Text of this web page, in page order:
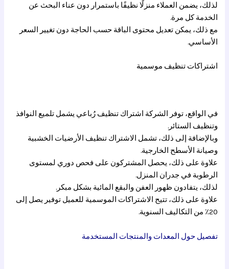
لذلك، يضمن العملاء منزلًا نظيفًا باستمرار دون عناء البحث عن
الخدمة كل مرة.
مع ذلك، يمكن تعديل محتوى الباقة حسب الحاجة دون تغيير السعر
الأساسي.
اشتراكات تنظيف موسمية
في الواقع، توفر الشركة اشتراك تنظيف رُباعي يشمل تلميع النوافذ
وتنظيف الستائر.
وبالإضافة إلى ذلك، تشمل الاشتراك تنظيف الأرضيات الخشبية
وصيانة الأسطح الخارجية.
علاوة على ذلك، يحصل المشتركون على فحص دوري لمستوى
الرطوبة في جدران المنزل.
لذلك، يتفادون ظهور العفن والبقع المائية بشكل مبكر.
علاوة على ذلك، تتيح الاشتراكات الموسمية للعميل توفير يصل إلى
20٪ من التكاليف السنوية.
تفصيل حول المعدات والمنتجات المستخدمة